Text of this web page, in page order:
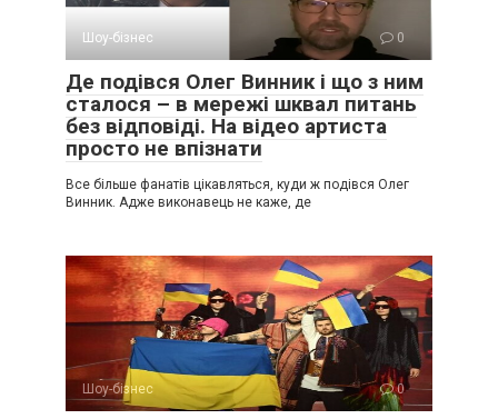
Шоу-бізнес 0
Де подівся Олег Винник і що з ним
сталося – в мережі шквал питань
без відповіді. На відео артиста
просто не впізнати
Все більше фанатів цікавляться, куди ж подівся Олег
Винник. Адже виконавець не каже, де
Шоу-бізнес 0